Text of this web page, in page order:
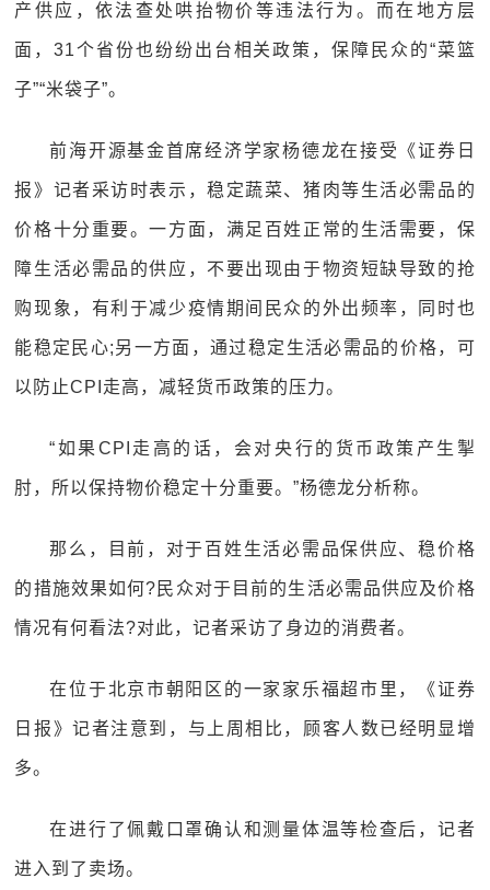
产供应，依法查处哄抬物价等违法行为。而在地方层
面，31个省份也纷纷出台相关政策，保障民众的“菜篮
子”“米袋子”。
前海开源基金首席经济学家杨德龙在接受《证券日
报》记者采访时表示，稳定蔬菜、猪肉等生活必需品的
价格十分重要。一方面，满足百姓正常的生活需要，保
障生活必需品的供应，不要出现由于物资短缺导致的抢
购现象，有利于减少疫情期间民众的外出频率，同时也
能稳定民心;另一方面，通过稳定生活必需品的价格，可
以防止CPI走高，减轻货币政策的压力。
“如果CPI走高的话，会对央行的货币政策产生掣
肘，所以保持物价稳定十分重要。”杨德龙分析称。
那么，目前，对于百姓生活必需品保供应、稳价格
的措施效果如何?民众对于目前的生活必需品供应及价格
情况有何看法?对此，记者采访了身边的消费者。
在位于北京市朝阳区的一家家乐福超市里，《证券
日报》记者注意到，与上周相比，顾客人数已经明显增
多。
在进行了佩戴口罩确认和测量体温等检查后，记者
进入到了卖场。